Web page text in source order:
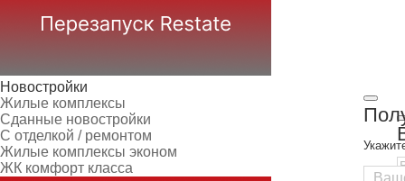
Новостройки
Жилые комплексы
Сданные новостройки
С отделкой / ремонтом
Жилые комплексы эконом
ЖК комфорт класса